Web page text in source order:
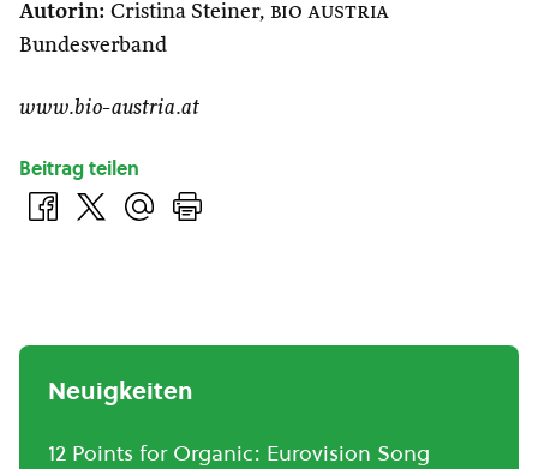
Autorin: Cristina Steiner, bio austria
Bundesverband
www.bio-austria.at
Beitrag teilen
Neuigkeiten
12 Points for Organic: Eurovision Song